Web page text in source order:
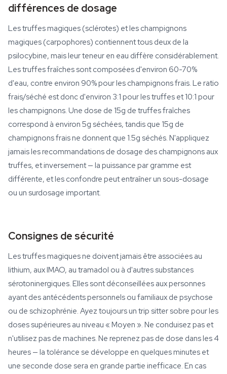
différences de dosage
Les truffes magiques (sclérotes) et les champignons
magiques (carpophores) contiennent tous deux de la
psilocybine, mais leur teneur en eau diffère considérablement.
Les truffes fraîches sont composées d'environ 60-70%
d'eau, contre environ 90% pour les champignons frais. Le ratio
frais/séché est donc d'environ 3:1 pour les truffes et 10:1 pour
les champignons. Une dose de 15g de truffes fraîches
correspond à environ 5g séchées, tandis que 15g de
champignons frais ne donnent que 1.5g séchés. N'appliquez
jamais les recommandations de dosage des champignons aux
truffes, et inversement — la puissance par gramme est
différente, et les confondre peut entraîner un sous-dosage
ou un surdosage important.
Consignes de sécurité
Les truffes magiques ne doivent jamais être associées au
lithium, aux IMAO, au tramadol ou à d'autres substances
sérotoninergiques. Elles sont déconseillées aux personnes
ayant des antécédents personnels ou familiaux de psychose
ou de schizophrénie. Ayez toujours un trip sitter sobre pour les
doses supérieures au niveau « Moyen ». Ne conduisez pas et
n'utilisez pas de machines. Ne reprenez pas de dose dans les 4
heures — la tolérance se développe en quelques minutes et
une seconde dose sera en grande partie inefficace. En cas